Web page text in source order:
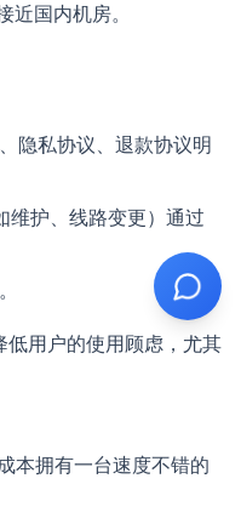
国内机房。
隐私协议、退款协议明
维护、线路变更）通过
用户的使用顾虑，尤其
本拥有一台速度不错的